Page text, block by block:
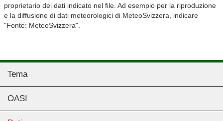
proprietario dei dati indicato nel file. Ad esempio per la riproduzione
e la diffusione di dati meteorologici di MeteoSvizzera, indicare
"Fonte: MeteoSvizzera".
Tema
OASI